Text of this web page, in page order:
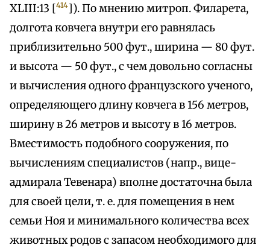
XLIII:13 [414]). По мнению митроп. Филарета,
долгота ковчега внутри его равнялась
приблизительно 500 фут., ширина — 80 фут.
и высота — 50 фут., с чем довольно согласны
и вычисления одного французского ученого,
определяющего длину ковчега в 156 метров,
ширину в 26 метров и высоту в 16 метров.
Вместимость подобного сооружения, по
вычислениям специалистов (напр., вице-
адмирала Тевенара) вполне достаточна была
для своей цели, т. е. для помещения в нем
семьи Ноя и минимального количества всех
животных родов с запасом необходимого для